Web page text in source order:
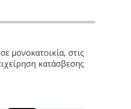
μονοκατοικία, στις
κατάσβεσης